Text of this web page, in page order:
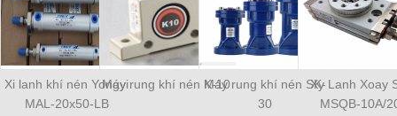
Xi lanh khí nén Yongyi
MAL-20x50-LB
Máy rung khí nén K-10Máy rung khí nén SK-
30
Xy Lanh Xoay
MSQB-10A/